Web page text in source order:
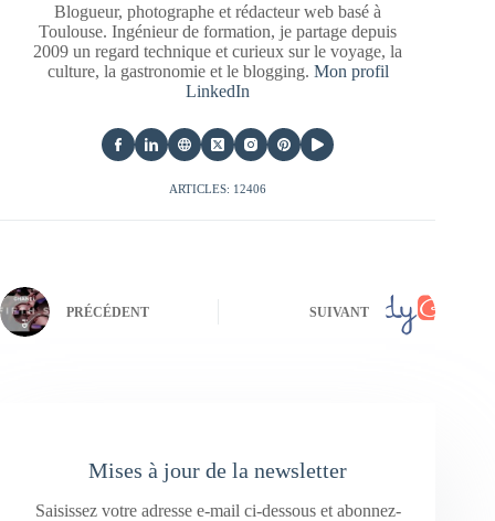
Blogueur, photographe et rédacteur web basé à
Toulouse. Ingénieur de formation, je partage depuis
2009 un regard technique et curieux sur le voyage, la
culture, la gastronomie et le blogging. Mon profil
LinkedIn
ARTICLES: 12406
PRÉCÉDENT SUIVANT
Mises à jour de la newsletter
Saisissez votre adresse e-mail ci-dessous et abonnez-